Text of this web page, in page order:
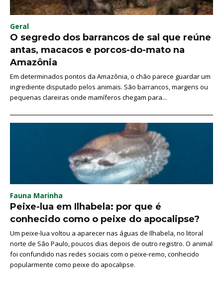
Geral
O segredo dos barrancos de sal que reúne
antas, macacos e porcos-do-mato na
Amazônia
Em determinados pontos da Amazônia, o chão parece guardar um
ingrediente disputado pelos animais. São barrancos, margens ou
pequenas clareiras onde mamíferos chegam para...
Fauna Marinha
Peixe-lua em Ilhabela: por que é
conhecido como o peixe do apocalipse?
Um peixe-lua voltou a aparecer nas águas de Ilhabela, no litoral
norte de São Paulo, poucos dias depois de outro registro. O animal
foi confundido nas redes sociais com o peixe-remo, conhecido
popularmente como peixe do apocalipse.